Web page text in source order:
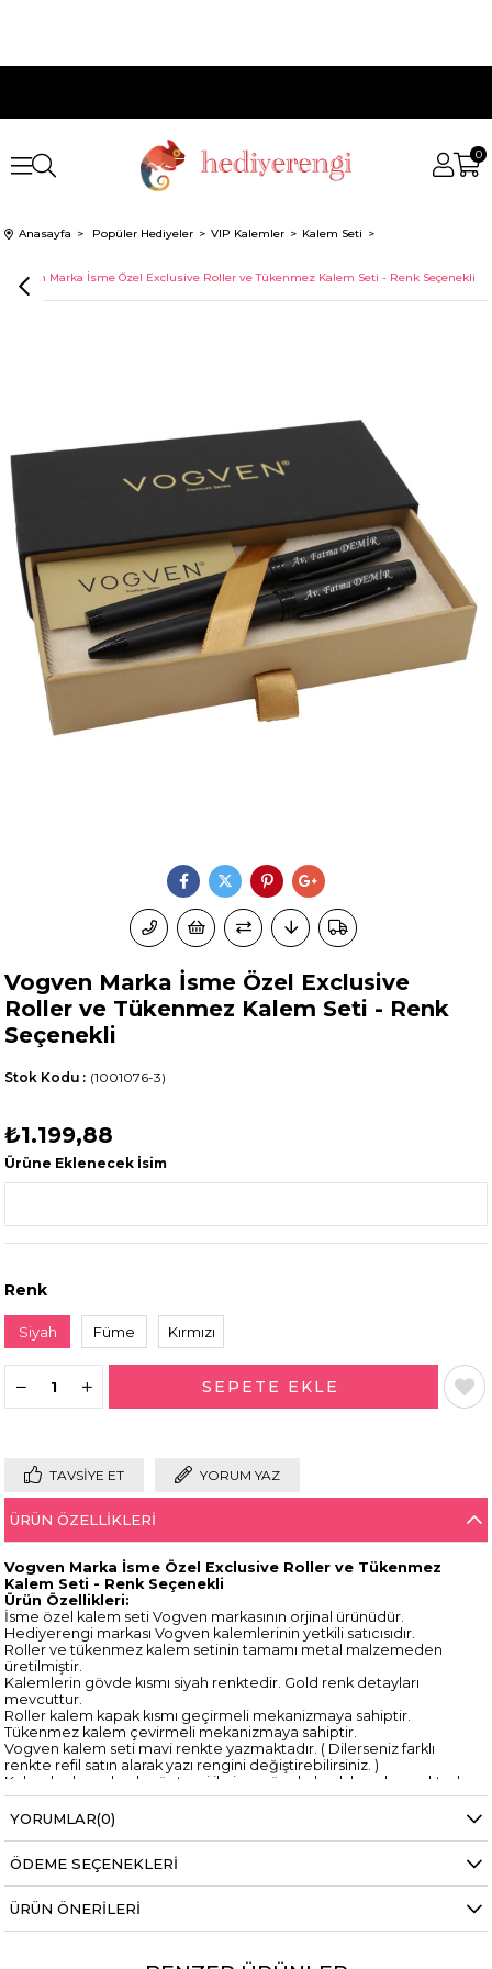
0
Anasayfa Popüler Hediyeler VIP Kalemler Kalem Seti
Vogven Marka İsme Özel Exclusive Roller ve Tükenmez Kalem Seti - Renk Seçenekli
Vogven Marka İsme Özel Exclusive
Roller ve Tükenmez Kalem Seti - Renk
Seçenekli
(1001076-3)
Stok Kodu
₺1.199,88
Ürüne Eklenecek İsim
Renk
Siyah Füme Kırmızı
TAVSIYE ET YORUM YAZ
ÜRÜN ÖZELLIKLERI
Vogven Marka İsme Özel Exclusive Roller ve Tükenmez
Kalem Seti - Renk Seçenekli
Ürün Özellikleri:
İsme özel kalem seti Vogven markasının orjinal ürünüdür.
Hediyerengi markası Vogven kalemlerinin yetkili satıcısıdır.
Roller ve tükenmez kalem setinin tamamı metal malzemeden
üretilmiştir.
Kalemlerin gövde kısmı siyah renktedir. Gold renk detayları
mevcuttur.
Roller kalem kapak kısmı geçirmeli mekanizmaya sahiptir.
Tükenmez kalem çevirmeli mekanizmaya sahiptir.
Vogven kalem seti mavi renkte yazmaktadır. ( Dilerseniz farklı
renkte refil satın alarak yazı rengini değiştirebilirsiniz. )
Kalemler lazer baskı yöntemi ile isme özel olarak hazırlanmaktadır.
İsim sizin belirttiğiniz şekilde yazılmaktadır.
Lazer baskı ürünü deforme etmez , silinmez , kalıcıdır.
Lazer baskı rengi üründen ürüne farklılık gösterebilmektedir.
gönderilmektedir.
Vogven kalemler lazer baskı yöntemi ile kişiselleştirilmektedir.
Vogven kalemler üzerindeki yazı rengi üründen ürüne farklılık
YORUMLAR(0)
ÖDEME SEÇENEKLERI
ÜRÜN ÖNERILERI